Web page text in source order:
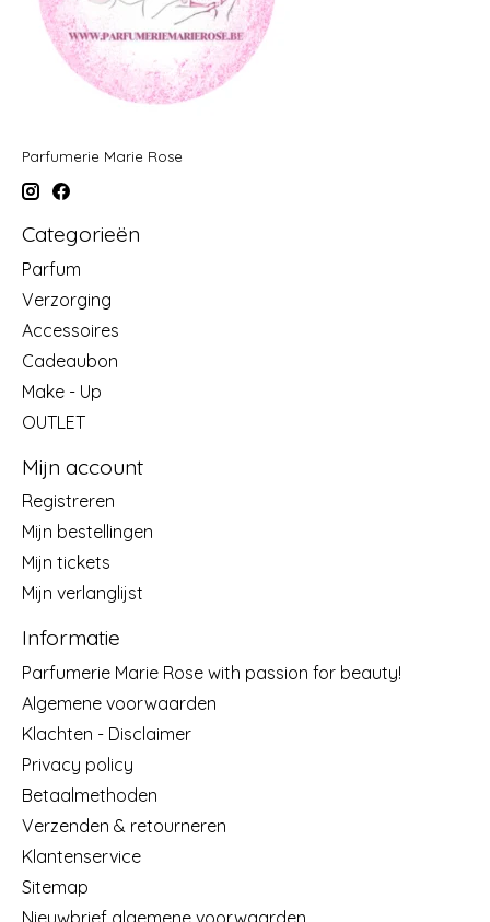
Parfumerie Marie Rose
Categorieën
Parfum
Verzorging
Accessoires
Cadeaubon
Make - Up
OUTLET
Mijn account
Registreren
Mijn bestellingen
Mijn tickets
Mijn verlanglijst
Informatie
Parfumerie Marie Rose with passion for beauty!
Algemene voorwaarden
Klachten - Disclaimer
Privacy policy
Betaalmethoden
Verzenden & retourneren
Klantenservice
Sitemap
Nieuwbrief algemene voorwaarden